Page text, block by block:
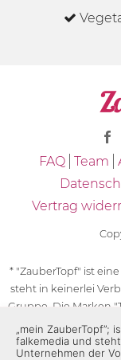
FAQ Team
Vertrag
* "ZauberTopf" ist
steht in keinerlei
Gruppe. Die Marken
des "Thermomix®"
der Vorwerk-
„mein ZauberTopf”;
falkemedia und
Unternehmen der